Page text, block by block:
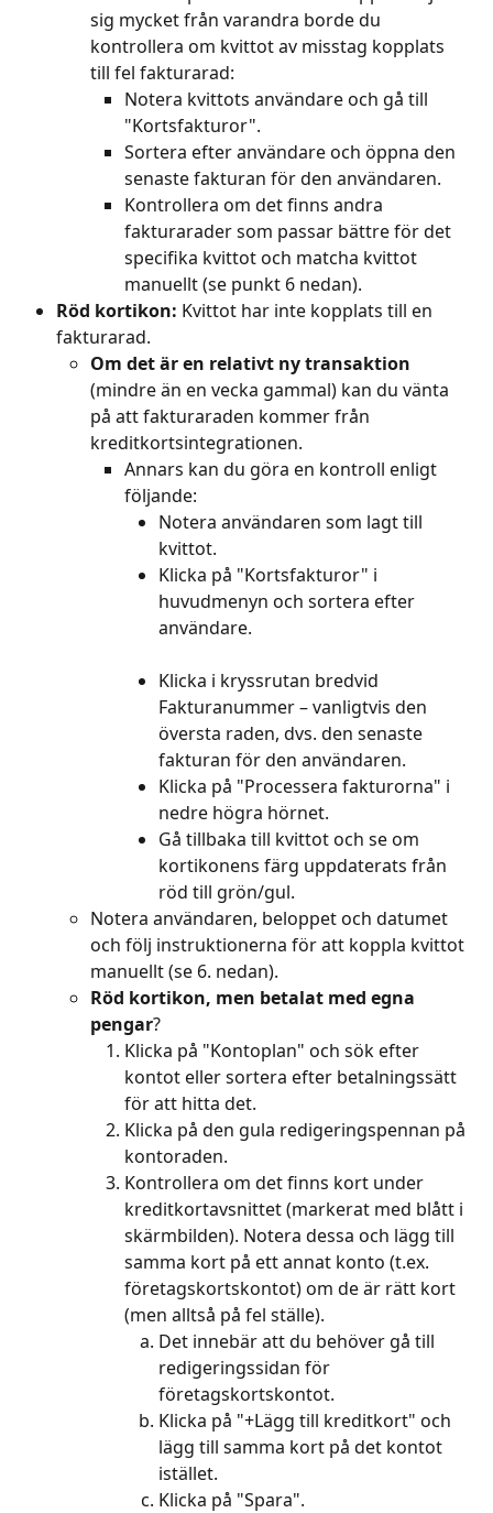
sig mycket från varandra borde du
kontrollera om kvittot av misstag kopplats
till fel fakturarad:
Notera kvittots användare och gå till
"Kortsfakturor".
Sortera efter användare och öppna den
senaste fakturan för den användaren.
Kontrollera om det finns andra
fakturarader som passar bättre för det
specifika kvittot och matcha kvittot
manuellt (se punkt 6 nedan).
Röd kortikon: Kvittot har inte kopplats till en
fakturarad.
Om det är en relativt ny transaktion
(mindre än en vecka gammal) kan du vänta
på att fakturaraden kommer från
kreditkortsintegrationen.
Annars kan du göra en kontroll enligt
följande:
Notera användaren som lagt till
kvittot.
Klicka på "Kortsfakturor" i
huvudmenyn och sortera efter
användare.
Klicka i kryssrutan bredvid
Fakturanummer – vanligtvis den
översta raden, dvs. den senaste
fakturan för den användaren.
Klicka på "Processera fakturorna" i
nedre högra hörnet.
Gå tillbaka till kvittot och se om
kortikonens färg uppdaterats från
röd till grön/gul.
Notera användaren, beloppet och datumet
och följ instruktionerna för att koppla kvittot
manuellt (se 6. nedan).
Röd kortikon, men betalat med egna
pengar?
Klicka på "Kontoplan" och sök efter
kontot eller sortera efter betalningssätt
för att hitta det.
Klicka på den gula redigeringspennan på
kontoraden.
Kontrollera om det finns kort under
kreditkortavsnittet (markerat med blått i
skärmbilden). Notera dessa och lägg till
samma kort på ett annat konto (t.ex.
företagskortskontot) om de är rätt kort
(men alltså på fel ställe).
Det innebär att du behöver gå till
redigeringssidan för
företagskortskontot.
Klicka på "+Lägg till kreditkort" och
lägg till samma kort på det kontot
istället.
Klicka på "Spara".